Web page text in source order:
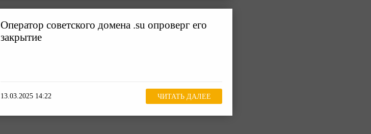
Оператор советского домена .su опроверг его
закрытие
13.03.2025 14:22 ЧИТАТЬ ДАЛЕЕ